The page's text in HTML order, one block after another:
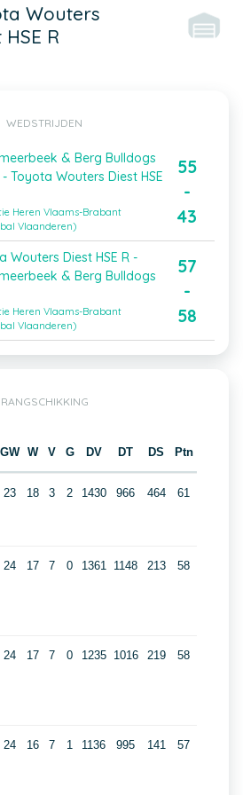
Wouters
HSE R
WEDSTRIJDEN
& Berg Bulldogs
- Toyota Wouters Diest HSE
Heren Vlaams-Brabant
Vlaanderen)
55
-
43
Wouters Diest HSE R -
& Berg Bulldogs
Heren Vlaams-Brabant
Vlaanderen)
57
-
58
RANGSCHIKKING
GW W V G DV DT DS Ptn
23 18 3 2 1430 966 464 61
24 17 7 0 1361 1148 213 58
24 17 7 0 1235 1016 219 58
24 16 7 1 1136 995 141 57